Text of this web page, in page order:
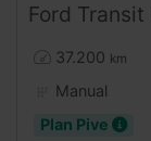
Ford Transit
37.200 km
Manual
Plan Pive